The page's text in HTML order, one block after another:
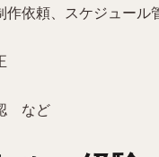
作依頼、スケジュール
など